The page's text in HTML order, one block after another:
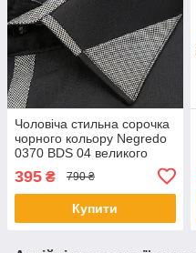
Чоловіча стильна сорочка
чорного кольору Negredo
0370 BDS 04 великого
395 ₴ 790 ₴
Купити